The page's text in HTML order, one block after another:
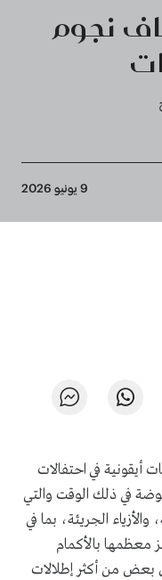
نجوم
9 يونيو 2026
أيقونية في احتفالات
في ذلك الوقت والتي
الجريئة، بما في
معظمها بالأكمام
بعض من أكثر إطلالات